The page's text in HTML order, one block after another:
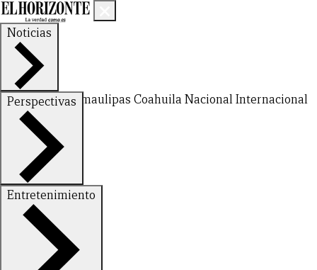
Noticias
Nuevo LeónTamaulipas Coahuila NacionalInternacional
Perspectivas
FinanzasOpinión
Entretenimiento